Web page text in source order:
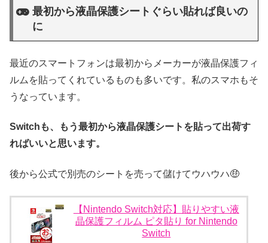
最初から液晶保護シートぐらい貼れば良いの
に
最近のスマートフォンは最初からメーカーが液晶保護フィ
ルムを貼ってくれているものも多いです。私のスマホもそ
うなっています。
Switchも、もう最初から液晶保護シートを貼って出荷す
ればいいと思います。
後から公式で別売のシートを売って儲けてウハウハ🤑
【Nintendo Switch対応】貼りやすい液
晶保護フィルム ピタ貼り for Nintendo
Switch